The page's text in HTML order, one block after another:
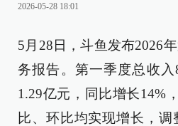
2026-05-28 18:01
5月28日，斗鱼发布2026
务报告。第一季度总收
1.29亿元，同比增长14%
比、环比均实现增长，调